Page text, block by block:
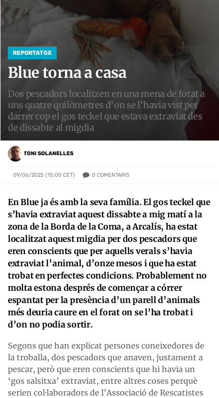
REPORTATGE
Blue torna a casa
Dos pescadors localitzen en una mena de forat a
uns quatre quilòmetres d’on se l’havia vist per
darrer cop el gos teckel que estava extraviat des
de dissabte al migdia
TONI SOLANELLES
09/06/2025 (15:00 CET) 0 COMENTARIS
En Blue ja és amb la seva família. El gos teckel que
s’havia extraviat aquest dissabte a mig matí a la
zona de la Borda de la Coma, a Arcalís, ha estat
localitzat aquest migdia per dos pescadors que
eren conscients que per aquells verals s’havia
extraviat l’animal, d’onze mesos i que ha estat
trobat en perfectes condicions. Probablement no
molta estona després de començar a córrer
espantat per la presència d’un parell d’animals
més deuria caure en el forat on se l’ha trobat i
d’on no podia sortir.
Segons que han explicat persones coneixedores de
la troballa, dos pescadors que anaven, justament a
pescar, però que eren conscients que hi havia un
‘gos salsitxa’ extraviat, entre altres coses perquè
serien col·laboradors de l’Associació de Rescatistes